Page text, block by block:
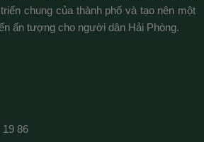
chung của thành phố và tạo nên một
ấn tượng cho người dân Hải Phòng.
19 86